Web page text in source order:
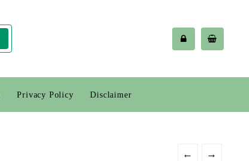
Privacy Policy Disclaimer
← →